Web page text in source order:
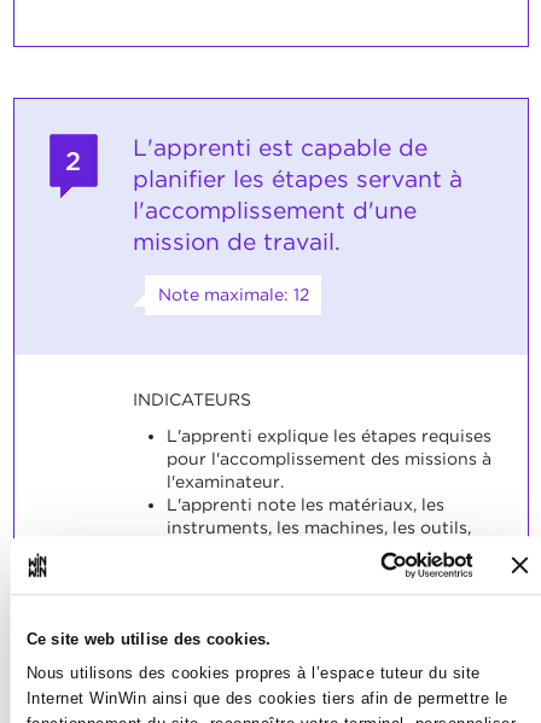
Ce site web utilise des cookies.
Nous utilisons des cookies propres à l’espace tuteur du site
Internet WinWin ainsi que des cookies tiers afin de permettre le
2
L'apprenti est capable de
planifier les étapes servant à
l'accomplissement d'une
mission de travail.
Note maximale: 12
INDICATEURS
L'apprenti explique les étapes requises
pour l'accomplissement des missions à
l'examinateur.
L'apprenti note les matériaux, les
instruments, les machines, les outils,
les accessoires, etc., requis par écrit et
complète.
Les listes de matériel et d'outillage